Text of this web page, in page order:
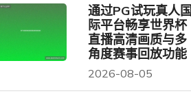
通过PG试玩真人国
际平台畅享世界杯
直播高清画质与多
角度赛事回放功能
2026-08-05